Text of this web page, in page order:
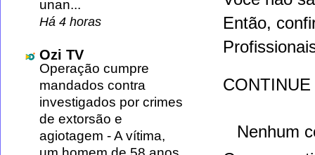
Então,
Nenhum
unan...
Há 4 horas
Ozi TV
Operação cumpre
mandados contra
investigados por crimes
de extorsão e
agiotagem -A vítima,